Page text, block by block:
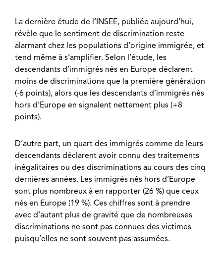
La dernière étude de l’INSEE, publiée aujourd’hui,
révèle que le sentiment de discrimination reste
alarmant chez les populations d’origine immigrée, et
tend même à s’amplifier. Selon l’étude, les
descendants d’immigrés nés en Europe déclarent
moins de discriminations que la première génération
(-6 points), alors que les descendants d’immigrés nés
hors d’Europe en signalent nettement plus (+8
points).
D’autre part, un quart des immigrés comme de leurs
descendants déclarent avoir connu des traitements
inégalitaires ou des discriminations au cours des cinq
dernières années. Les immigrés nés hors d’Europe
sont plus nombreux à en rapporter (26 %) que ceux
nés en Europe (19 %). Ces chiffres sont à prendre
avec d’autant plus de gravité que de nombreuses
discriminations ne sont pas connues des victimes
puisqu’elles ne sont souvent pas assumées.